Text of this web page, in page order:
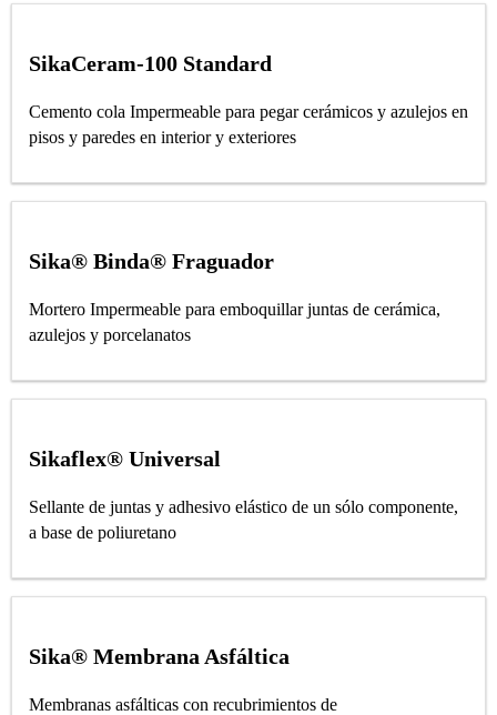
SikaCeram-100 Standard
Cemento cola Impermeable para pegar cerámicos y azulejos en
pisos y paredes en interior y exteriores
Sika® Binda® Fraguador
Mortero Impermeable para emboquillar juntas de cerámica,
azulejos y porcelanatos
Sikaflex® Universal
Sellante de juntas y adhesivo elástico de un sólo componente,
a base de poliuretano
Sika® Membrana Asfáltica
Membranas asfálticas con recubrimientos de